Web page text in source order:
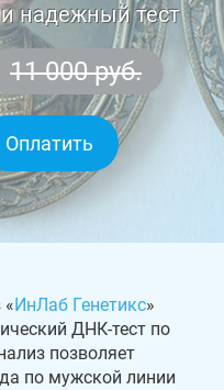
надежный тест
11 000 руб.
Оплатить
« ИнЛаб Генетикс»
ДНК-тест по
позволяет
по мужской линии